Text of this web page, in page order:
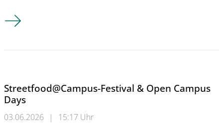
WDR Beitrag zu den Open Campus Days
Streetfood@Campus-Festival & Open Campus
Days
03.06.2026 |
15:17 Uhr